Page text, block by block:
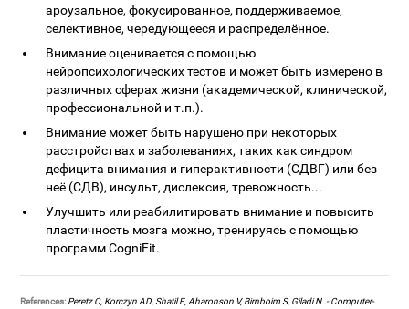
ароузальное, фокусированное, поддерживаемое,
селективное, чередующееся и распределённое.
Внимание оценивается с помощью
нейропсихологических тестов и может быть измерено в
различных сферах жизни (академической, клинической,
профессиональной и т.п.).
Внимание может быть нарушено при некоторых
расстройствах и заболеваниях, таких как синдром
дефицита внимания и гиперактивности (СДВГ) или без
неё (СДВ), инсульт, дислексия, тревожность...
Улучшить или реабилитировать внимание и повысить
пластичность мозга можно, тренируясь с помощью
программ CogniFit.
References: Peretz C, Korczyn AD, Shatil E, Aharonson V, Birnboim S, Giladi N. - Computer-